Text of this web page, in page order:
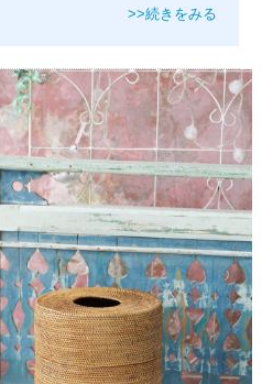
>>続きをみる